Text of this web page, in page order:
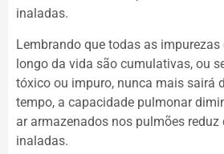
inaladas.
Lembrando que todas as
longo da vida são cumulativas, ou
tóxico ou impuro, nunca mais sairá
tempo, a capacidade pulmonar
ar armazenados nos pulmões
inaladas.